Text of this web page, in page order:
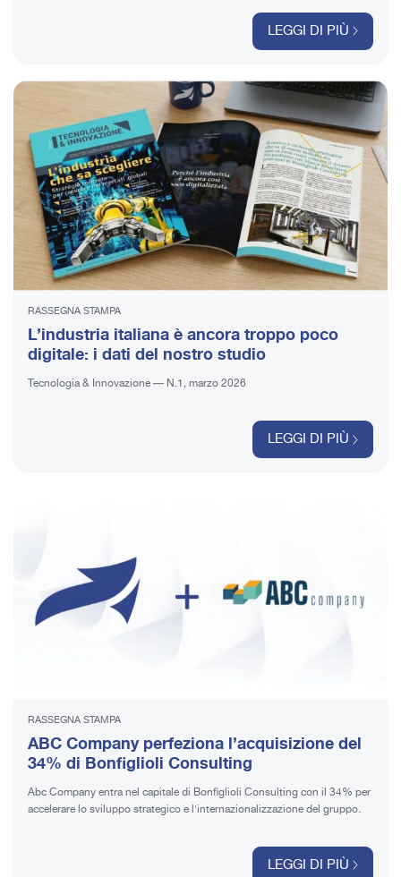
LEGGI DI PIÙ
RASSEGNA STAMPA
L’industria italiana è ancora troppo poco
digitale: i dati del nostro studio
Tecnologia & Innovazione — N.1, marzo 2026
LEGGI DI PIÙ
RASSEGNA STAMPA
ABC Company perfeziona l’acquisizione del
34% di Bonfiglioli Consulting
Abc Company entra nel capitale di Bonfiglioli Consulting con il 34% per
accelerare lo sviluppo strategico e l'internazionalizzazione del gruppo.
LEGGI DI PIÙ